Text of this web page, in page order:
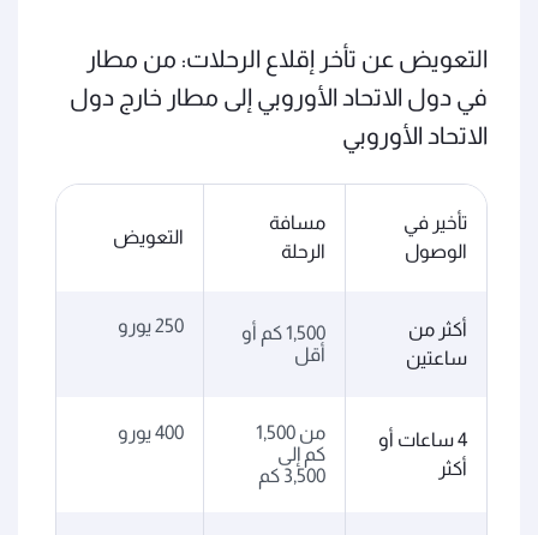
التعويض عن تأخر إقلاع الرحلات: من مطار
في دول الاتحاد الأوروبي إلى مطار خارج دول
الاتحاد الأوروبي
تأخير في
الوصول
مسافة
الرحلة
التعويض
أكثر من
ساعتين
1,500 كم أو
أقل
250 يورو
4 ساعات أو
أكثر
من 1,500
كم إلى
3,500 كم
400 يورو